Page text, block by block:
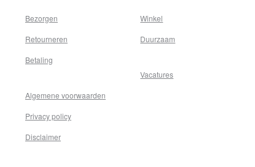
Bezorgen
Retourneren
Betaling
Algemene voorwaarden
Privacy policy
Disclaimer
Winkel
Duurzaam
Vacatures